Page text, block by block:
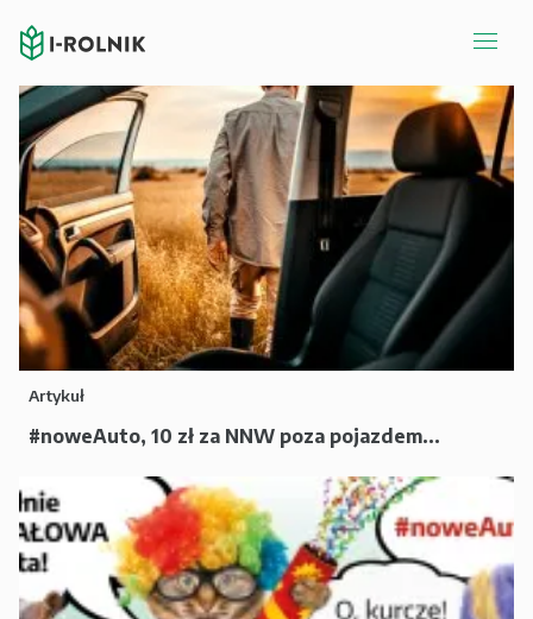
Artykuł
#noweAuto, 10 zł za NNW poza pojazdem...